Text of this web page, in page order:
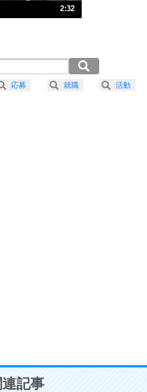
んとかなるもの。
30の方法
人は、怒りを優しさで表現する。
切。
2:32
16秒）
秒）
）
応募 就職 活動
連記事